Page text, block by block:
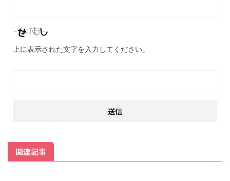
上に表示された文字を入力してください。
関連記事